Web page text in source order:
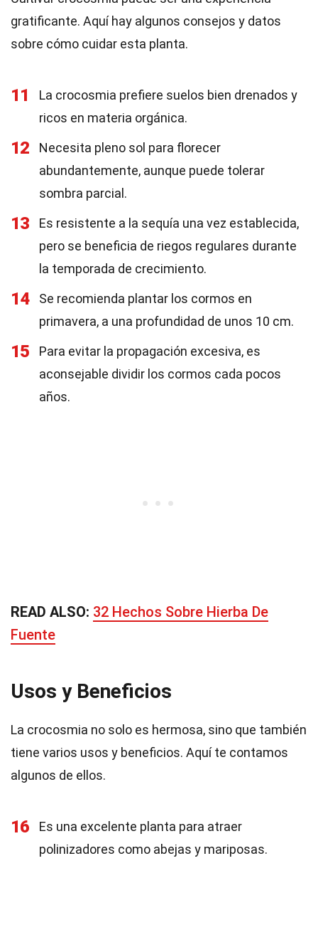
gratificante. Aquí hay algunos consejos y datos
sobre cómo cuidar esta planta.
11
La crocosmia prefiere suelos bien drenados y
ricos en materia orgánica.
12
Necesita pleno sol para florecer
abundantemente, aunque puede tolerar
sombra parcial.
13
Es resistente a la sequía una vez establecida,
pero se beneficia de riegos regulares durante
la temporada de crecimiento.
14
Se recomienda plantar los cormos en
primavera, a una profundidad de unos 10 cm.
15
Para evitar la propagación excesiva, es
aconsejable dividir los cormos cada pocos
años.
READ ALSO: 32 Hechos Sobre Hierba De
Fuente
Usos y Beneficios
La crocosmia no solo es hermosa, sino que también
tiene varios usos y beneficios. Aquí te contamos
algunos de ellos.
16
Es una excelente planta para atraer
polinizadores como abejas y mariposas.